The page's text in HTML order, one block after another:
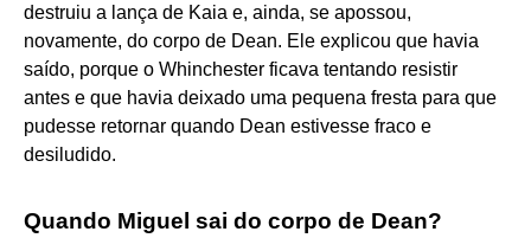
destruiu a lança de Kaia e, ainda, se apossou,
novamente, do corpo de Dean. Ele explicou que havia
saído, porque o Whinchester ficava tentando resistir
antes e que havia deixado uma pequena fresta para que
pudesse retornar quando Dean estivesse fraco e
desiludido.
Quando Miguel sai do corpo de Dean?